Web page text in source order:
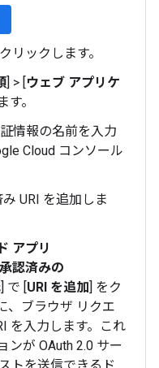
リックします。
] > [ウェブ アプリケ
。
情報の名前を入力
Cloud コンソール
URI を追加しま
アプリ
承認済みの
] で [URI を追加] をク
、ブラウザ リクエ
を入力します。これ
ンが OAuth 2.0 サー
トを送信できるド